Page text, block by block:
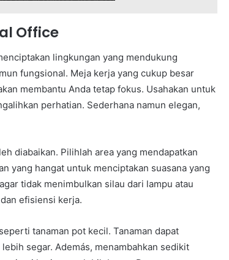
Office
lingkungan yang mendukung
fungsional. Meja kerja yang cukup besar
membantu Anda tetap fokus. Usahakan untuk
perhatian. Sederhana namun elegan,
diabaikan. Pilihlah area yang mendapatkan
yang hangat untuk menciptakan suasana yang
tidak menimbulkan silau dari lampu atau
efisiensi kerja.
tanaman pot kecil. Tanaman dapat
segar. Además, menambahkan sedikit